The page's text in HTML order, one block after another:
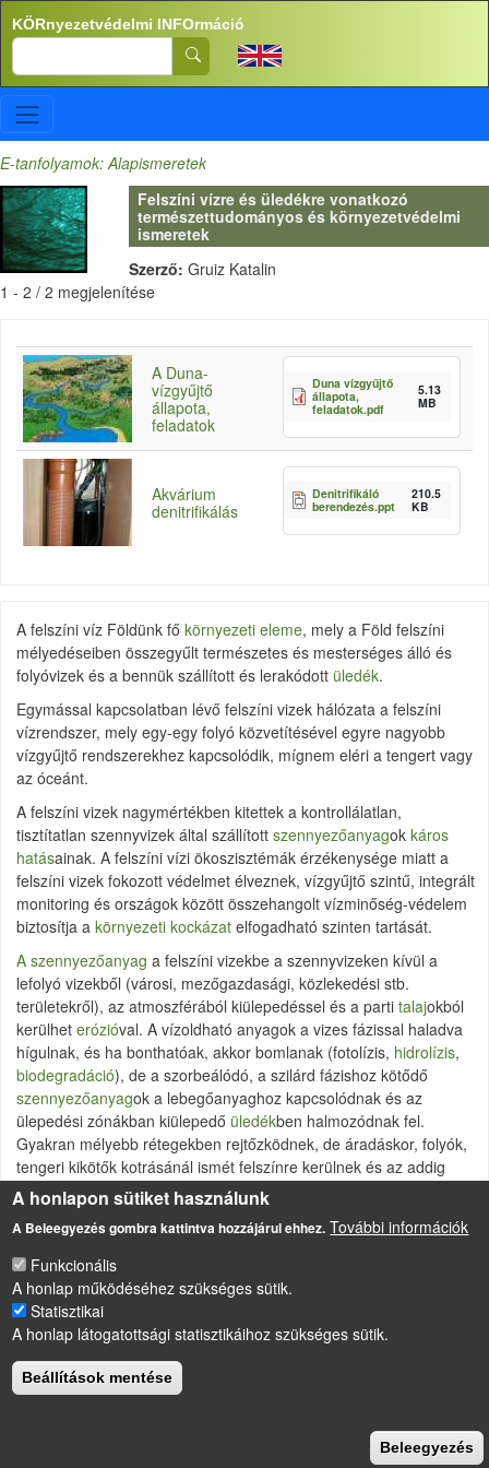
Ugrás a tartalomra
KÖRnyezetvédelmi INFOrmáció
Search
E-tanfolyamok: Alapismeretek
Felszíni vízre és üledékre vonatkozó
természettudományos és környezetvédelmi
ismeretek
Szerző: Gruiz Katalin
1 - 2 / 2 megjelenítése
A Duna-
vízgyűjtő
állapota,
feladatok
Duna vízgyűjtő
állapota,
feladatok.pdf
5.13
MB
Akvárium
denitrifikálás
Denitrifikáló
berendezés.ppt
210.5
KB
A felszíni víz Földünk fő környezeti eleme, mely a Föld felszíni
mélyedéseiben összegyűlt természetes és mesterséges álló és
folyóvizek és a bennük szállított és lerakódott üledék.
Egymással kapcsolatban lévő felszíni vizek hálózata a felszíni
vízrendszer, mely egy-egy folyó közvetítésével egyre nagyobb
vízgyűjtő rendszerekhez kapcsolódik, mígnem eléri a tengert vagy
az óceánt.
A felszíni vizek nagymértékben kitettek a kontrollálatlan,
tisztítatlan szennyvizek által szállított szennyezőanyagok káros
hatásainak. A felszíni vízi ökoszisztémák érzékenysége miatt a
felszíni vizek fokozott védelmet élveznek, vízgyűjtő szintű, integrált
monitoring és országok között összehangolt vízminőség-védelem
biztosítja a környezeti kockázat elfogadható szinten tartását.
A szennyezőanyag a felszíni vizekbe a szennyvizeken kívül a
lefolyó vizekből (városi, mezőgazdasági, közlekedési stb.
területekről), az atmoszférából kiülepedéssel és a parti talajokból
kerülhet erózióval. A vízoldható anyagok a vizes fázissal haladva
hígulnak, és ha bonthatóak, akkor bomlanak (fotolízis, hidrolízis,
biodegradáció), de a szorbeálódó, a szilárd fázishoz kötődő
szennyezőanyagok a lebegőanyaghoz kapcsolódnak és az
ülepedési zónákban kiülepedő üledékben halmozódnak fel.
Gyakran mélyebb rétegekben rejtőzködnek, de áradáskor, folyók,
tengeri kikötők kotrásánál ismét felszínre kerülnek és az addig
izolált, levegőtől és áramlásoktól elzárt, hozzáférhetetlen
szennyezőanyag
időzített bomba).
LÁBLÉC
Impresszum
Drupalalapú webhely
A honlapon sütiket használunk
A Beleegyezés gombra kattintva hozzájárul ehhez. További információk
Funkcionális
A honlap működéséhez szükséges sütik.
Statisztikai
A honlap látogatottsági statisztikáihoz szükséges sütik.
Beállítások mentése
Beleegyezés